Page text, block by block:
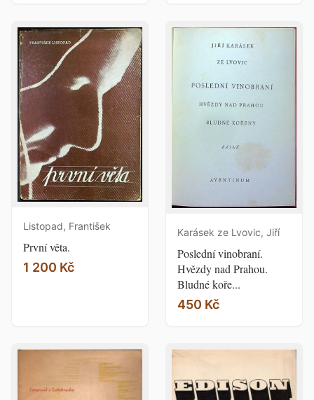
Listopad, František
První věta.
1 200 Kč
Karásek ze Lvovic, Jiří
Poslední vinobraní.
Hvězdy nad Prahou.
Bludné koře...
450 Kč